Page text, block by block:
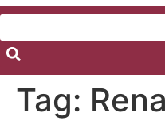
Tag: